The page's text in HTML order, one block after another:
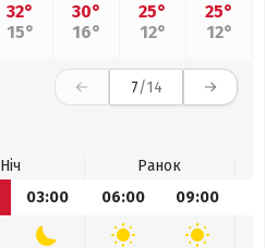
32°
15°
30°
16°
25°
12°
25°
12°
7/14
Ніч
Ранок
03:00 06:00 09:00